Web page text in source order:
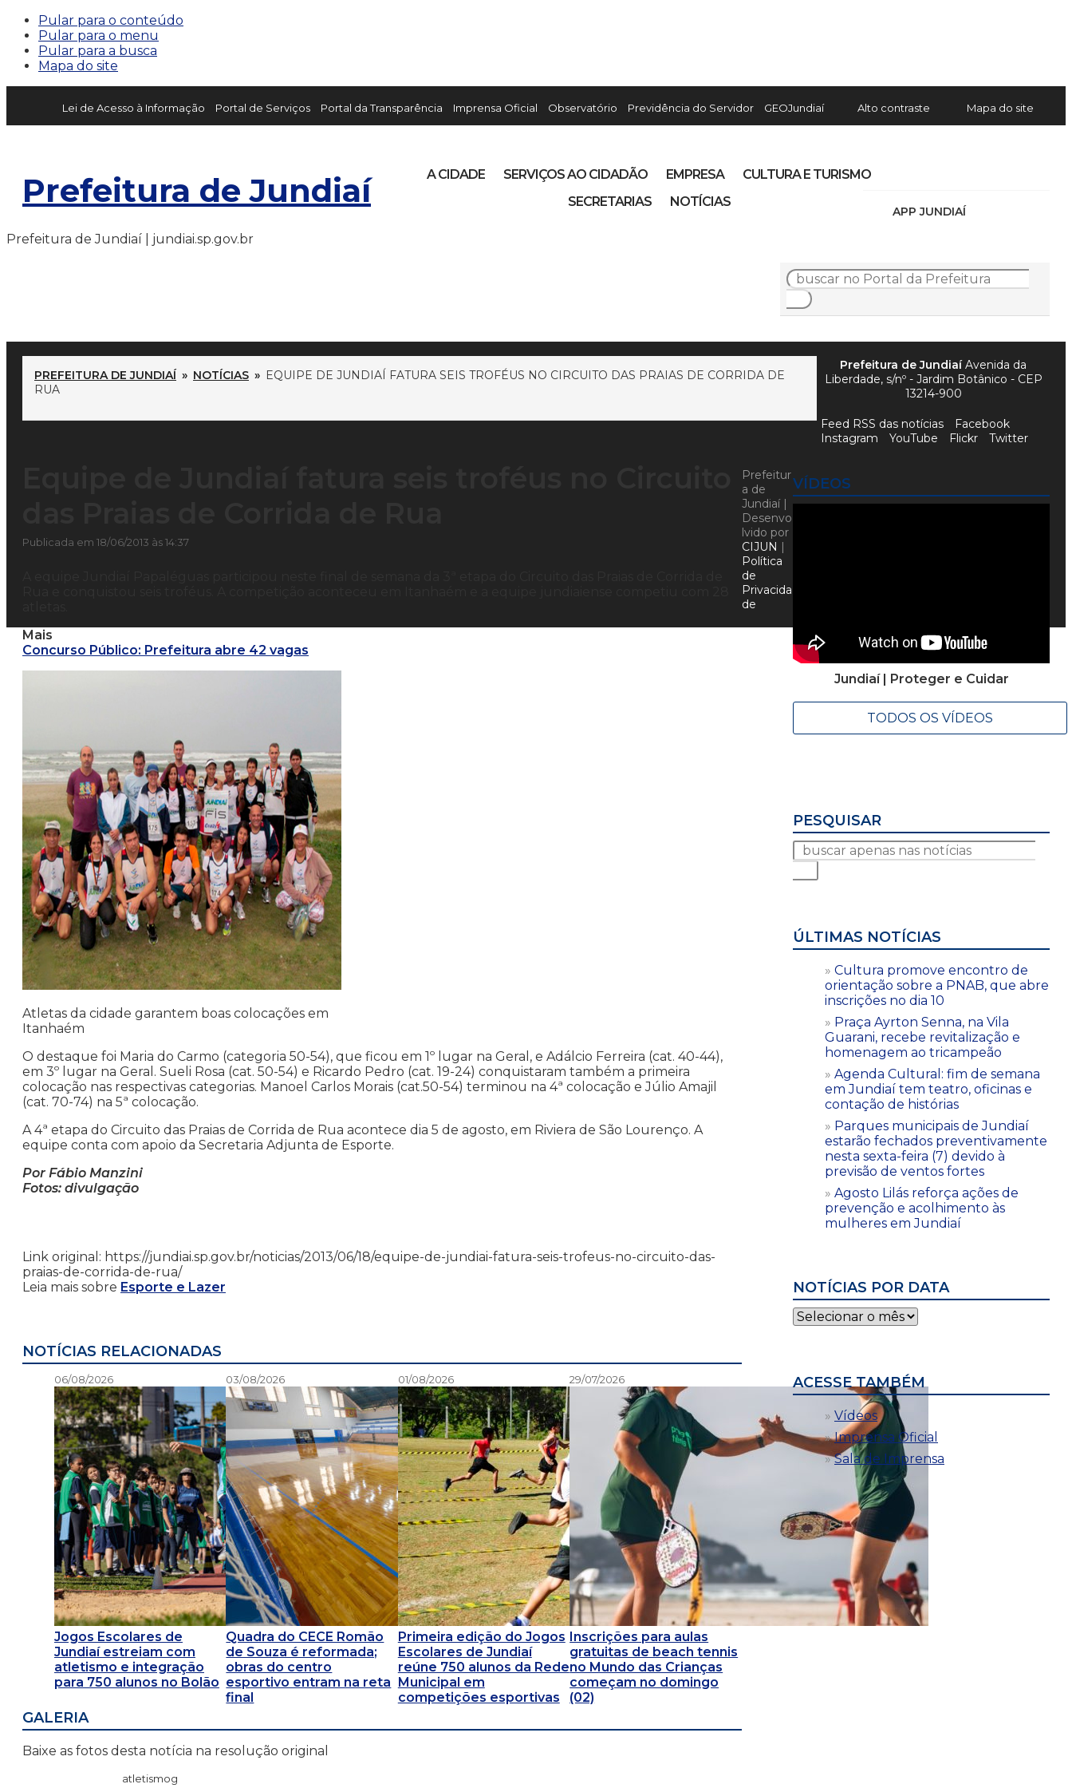
Pular para o conteúdo
Pular para o menu
Pular para a busca
Mapa do site
Lei de Acesso à Informação Portal de Serviços Portal da Transparência Imprensa Oficial Observatório Previdência do Servidor GEOJundiaí Alto contraste Mapa do site
Prefeitura de Jundiaí
APP JUNDIAÍ
A CIDADE SERVIÇOS AO CIDADÃO EMPRESA
CULTURA E TURISMO
SECRETARIAS
NOTÍCIAS
Prefeitura de Jundiaí | jundiai.sp.gov.br
PREFEITURA DE JUNDIAÍ » NOTÍCIAS » EQUIPE DE JUNDIAÍ FATURA SEIS TROFÉUS NO CIRCUITO DAS PRAIAS DE CORRIDA DE
RUA
Publicada em 18/06/2013 às 14:37
Mais
Concurso Público: Prefeitura abre 42 vagas
Atletas da cidade garantem boas colocações em
Itanhaém
O destaque foi Maria do Carmo (categoria 50-54), que ficou em 1º lugar na Geral, e Adálcio Ferreira (cat. 40-44),
em 3º lugar na Geral. Sueli Rosa (cat. 50-54) e Ricardo Pedro (cat. 19-24) conquistaram também a primeira
colocação nas respectivas categorias. Manoel Carlos Morais (cat.50-54) terminou na 4ª colocação e Júlio Amajil
(cat. 70-74) na 5ª colocação.
A 4ª etapa do Circuito das Praias de Corrida de Rua acontece dia 5 de agosto, em Riviera de São Lourenço. A
equipe conta com apoio da Secretaria Adjunta de Esporte.
Por Fábio Manzini
Fotos: divulgação
Link original: https://jundiai.sp.gov.br/noticias/2013/06/18/equipe-de-jundiai-fatura-seis-trofeus-no-circuito-das-
praias-de-corrida-de-rua/
Leia mais sobre Esporte e Lazer
NOTÍCIAS RELACIONADAS
06/08/2026
Jogos Escolares de
Jundiaí estreiam com
atletismo e integração
para 750 alunos no Bolão
03/08/2026
Quadra do CECE Romão
de Souza é reformada;
obras do centro
esportivo entram na reta
final
01/08/2026
Primeira edição do Jogos
Escolares de Jundiaí
reúne 750 alunos da Rede
Municipal em
competições esportivas
29/07/2026
Inscrições para aulas
gratuitas de beach tennis
no Mundo das Crianças
começam no domingo
(02)
GALERIA
Baixe as fotos desta notícia na resolução original
atletismog
VÍDEOS
Jundiaí | Proteger e Cuidar
TODOS OS VÍDEOS
PESQUISAR
ÚLTIMAS NOTÍCIAS
Cultura promove encontro de
orientação sobre a PNAB, que abre
inscrições no dia 10
Praça Ayrton Senna, na Vila
Guarani, recebe revitalização e
homenagem ao tricampeão
Agenda Cultural: fim de semana
em Jundiaí tem teatro, oficinas e
contação de histórias
Parques municipais de Jundiaí
estarão fechados preventivamente
nesta sexta-feira (7) devido à
previsão de ventos fortes
Agosto Lilás reforça ações de
prevenção e acolhimento às
mulheres em Jundiaí
NOTÍCIAS POR DATA
Notícias
por
ACESSE TAMBÉM
Vídeos
Imprensa Oficial
Sala de Imprensa
Prefeitura de JundiaíAvenida da
Liberdade, s/nº - Jardim Botânico - CEP
13214-900
Feed RSS das notícias
Facebook
Instagram
YouTube Flickr Twitter
Prefeitur
a de
Jundiaí |
Desenvo
lvido por
CIJUN |
Política
de
Privacida
de